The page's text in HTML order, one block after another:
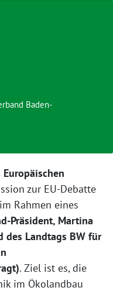
zur EU-Debatte
Rahmen eines
Präsident, Martina
des Landtags BW für
. Ziel ist es, die
im Ökolandbau
Baden-